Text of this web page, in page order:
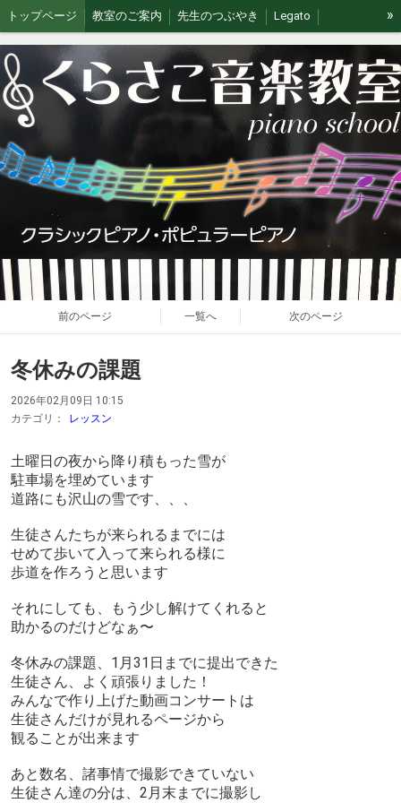
トップページ 教室のご案内 先生のつぶやき Legato
イベント/無料体験 ブログ J&G ステージの思い出
»
前のページ 一覧へ 次のページ
冬休みの課題
2026年02月09日 10:15
カテゴリ：
レッスン
土曜日の夜から降り積もった雪が
駐車場を埋めています
道路にも沢山の雪です、、、
生徒さんたちが来られるまでには
せめて歩いて入って来られる様に
歩道を作ろうと思います
それにしても、もう少し解けてくれると
助かるのだけどなぁ〜
冬休みの課題、1月31日までに提出できた
生徒さん、よく頑張りました！
みんなで作り上げた動画コンサートは
生徒さんだけが見れるページから
観ることが出来ます
あと数名、諸事情で撮影できていない
生徒さん達の分は、2月末までに撮影し